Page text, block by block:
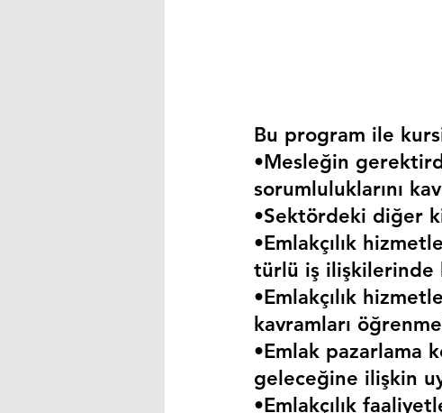
Bu program ile
•Mesleğin
sorumluluklarını
•Sektördeki diğer
•Emlakçılık
türlü iş ilişkilerinde
•Emlakçılık
kavramları
•Emlak pazarlama
geleceğine ilişkin
•Emlakçılık